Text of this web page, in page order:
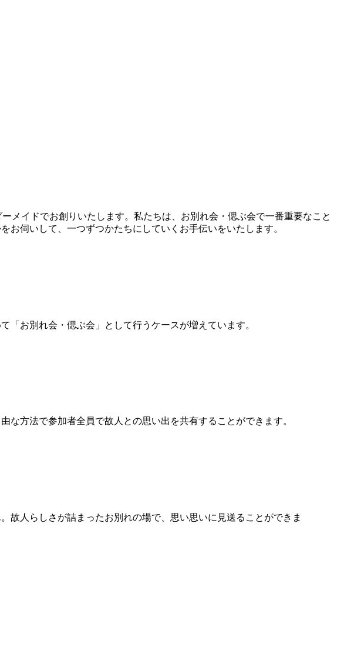
メイドでお創りいたします。私たちは、お別れ会・偲ぶ会で一番重要なこと
伺いして、一つずつかたちにしていくお手伝いをいたします。
お別れ会・偲ぶ会」として行うケースが増えています。
な方法で参加者全員で故人との思い出を共有することができます。
故人らしさが詰まったお別れの場で、思い思いに見送ることができま